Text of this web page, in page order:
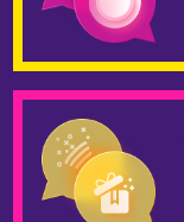
Камчатский
Псков
Пятигорск
Ростов-на-Дону
Рязань
Самара